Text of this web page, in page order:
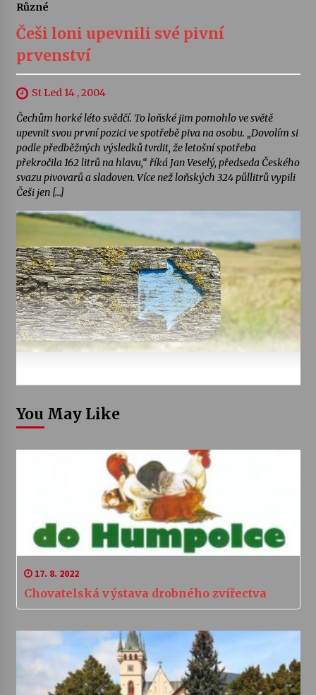
Různé
Češi loni upevnili své pivní
prvenství
St Led 14 , 2004
Čechům horké léto svědčí. To loňské jim pomohlo ve světě
upevnit svou první pozici ve spotřebě piva na osobu. „Dovolím si
podle předběžných výsledků tvrdit, že letošní spotřeba
překročila 162 litrů na hlavu,“ říká Jan Veselý, předseda Českého
svazu pivovarů a sladoven. Více než loňských 324 půllitrů vypili
Češi jen […]
You May Like
17. 8. 2022
Chovatelská výstava drobného zvířectva